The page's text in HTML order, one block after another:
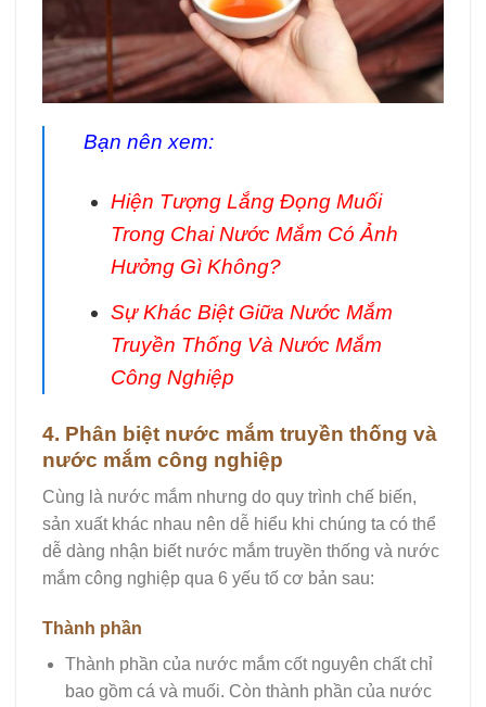
Bạn nên xem:
Hiện Tượng Lắng Đọng Muối
Trong Chai Nước Mắm Có Ảnh
Hưởng Gì Không?
Sự Khác Biệt Giữa Nước Mắm
Truyền Thống Và Nước Mắm
Công Nghiệp
4. Phân biệt nước mắm truyền thống và
nước mắm công nghiệp
Cùng là nước mắm nhưng do quy trình chế biến,
sản xuất khác nhau nên dễ hiểu khi chúng ta có thể
dễ dàng nhận biết nước mắm truyền thống và nước
mắm công nghiệp qua 6 yếu tố cơ bản sau:
Thành phần
Thành phần của nước mắm cốt nguyên chất chỉ
bao gồm cá và muối. Còn thành phần của nước